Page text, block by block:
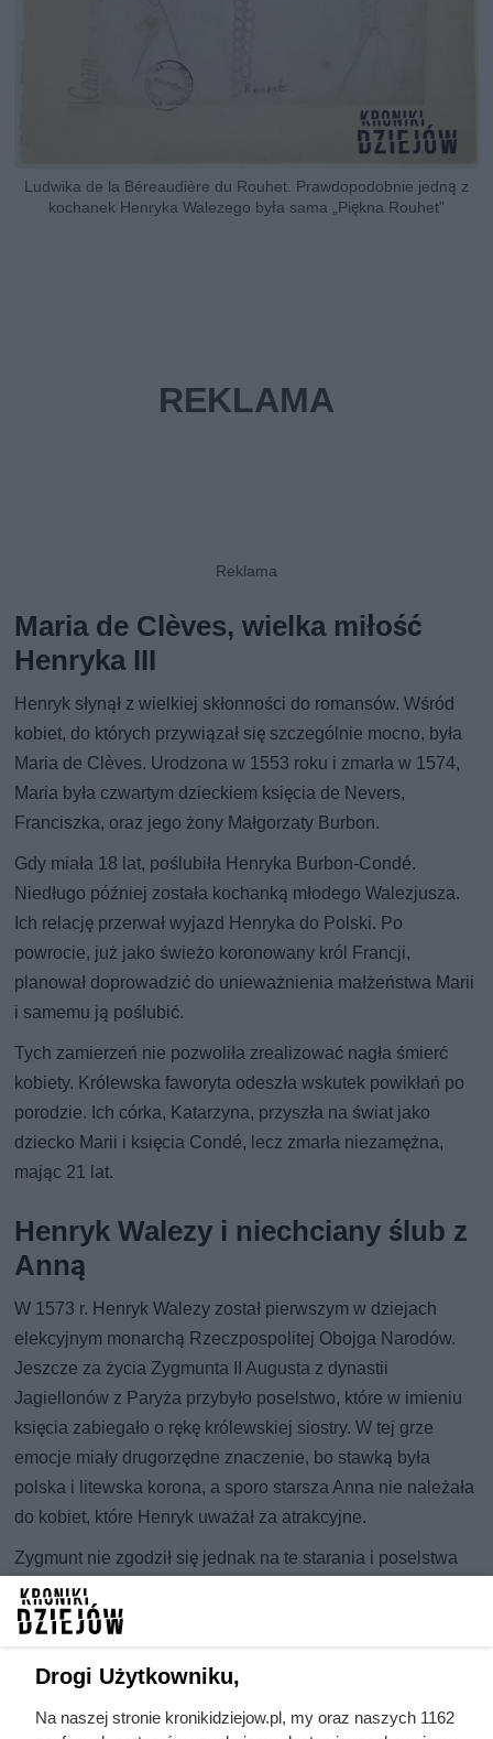
Ludwika de la Béreaudière du Rouhet. Prawdopodobnie jedną z
kochanek Henryka Walezego była sama „Piękna Rouhet”
Maria de Clèves, wielka miłość
Henryka III
Henryk słynął z wielkiej skłonności do romansów. Wśród
kobiet, do których przywiązał się szczególnie mocno, była
Maria de Clèves. Urodzona w 1553 roku i zmarła w 1574,
Maria była czwartym dzieckiem księcia de Nevers,
Franciszka, oraz jego żony Małgorzaty Burbon.
Gdy miała 18 lat, poślubiła Henryka Burbon-Condé.
Niedługo później została kochanką młodego Walezjusza.
Ich relację przerwał wyjazd Henryka do Polski. Po
powrocie, już jako świeżo koronowany król Francji,
planował doprowadzić do unieważnienia małżeństwa Marii
i samemu ją poślubić.
Tych zamierzeń nie pozwoliła zrealizować nagła śmierć
kobiety. Królewska faworyta odeszła wskutek powikłań po
porodzie. Ich córka, Katarzyna, przyszła na świat jako
dziecko Marii i księcia Condé, lecz zmarła niezamężna,
mając 21 lat.
Henryk Walezy i niechciany ślub z
Anną
W 1573 r. Henryk Walezy został pierwszym w dziejach
elekcyjnym monarchą Rzeczpospolitej Obojga Narodów.
Jeszcze za życia Zygmunta II Augusta z dynastii
Jagiellonów z Paryża przybyło poselstwo, które w imieniu
księcia zabiegało o rękę królewskiej siostry. W tej grze
emocje miały drugorzędne znaczenie, bo stawką była
polska i litewska korona, a sporo starsza Anna nie należała
do kobiet, które Henryk uważał za atrakcyjne.
Zygmunt nie zgodził się jednak na te starania i poselstwa
nie przyjął. Król zmarł 7 lipca 1572 r., a wolna elekcja
otworzyła Walezjuszowi zupełnie inną drogę do tronu. 5
królem elekcyjnym, a równolegle snuto plany, by poślubił
Drogi Użytkowniku,
Na naszej stronie kronikidziejow.pl, my oraz naszych 1162